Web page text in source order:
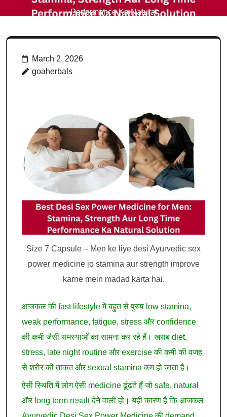
Performance Ka Natural
March 2, 2026
goaherbals
Size 7 Capsule – Men ke liye desi Ayurvedic sex
power medicine jo stamina aur strength improve
karne mein madad karta hai.
आजकल की fast lifestyle में बहुत से पुरुष low stamina,
weak performance, fatigue, stress और confidence
की कमी जैसी समस्याओं का सामना कर रहे हैं। खराब diet,
stress, late night routine और exercise की कमी की वजह
से शरीर की ताकत और sexual stamina कम हो जाता है।
ऐसी स्थिति में लोग ऐसी medicine ढूंढते हैं जो safe, natural
और long term result देने वाली हो। यही कारण है कि आजकल